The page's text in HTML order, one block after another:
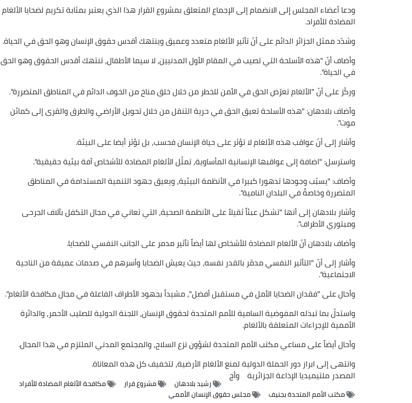
ودعا أعضاء المجلس إلى الانضمام إلى الإجماع المتعلق بمشروع القرار هذا الذي يعتبر بمثابة تكريم لضحايا الألغام
المضادة للأفراد.
وشدّد ممثل الجزائر الدائم على أنّ تأثير الألغام متعدد وعميق وينتهك أقدس حقوق الإنسان وهو الحق في الحياة.
وأضاف أنّ "هذه الأسلحة التي تصيب في المقام الأول المدنيين، لا سيما الأطفال، تنتهك أقدس الحقوق وهو الحق
في الحياة".
وركّز على أنّ "الألغام تعرّض الحق في الأمن للخطر من خلال خلق مناخ من الخوف الدائم في المناطق المتضررة".
وأضاف بلادهان: "هذه الأسلحة تعيق الحق في حرية التنقل من خلال تحويل الأراضي والطرق والقرى إلى كمائن
موت".
وأشار إلى أنّ عواقب هذه الألغام لا تؤثر على حياة الإنسان فحسب، بل تؤثر أيضا على البيئة.
واسترسل: "اضافة إلى عواقبها الإنسانية المأساوية، تمثّل الألغام المضادة للأشخاص آفة بيئية حقيقية".
وأضاف: "يسبّب وجودها تدهورا كبيرا في الأنظمة البيئية، ويعيق جهود التنمية المستدامة في المناطق
المتضررة وخاصةً في البلدان النامية".
وأشار بلادهان إلى أنها "تشكل عبئاً ثقيلاً على الأنظمة الصحية، التي تعاني في مجال التكفل بآلاف الجرحى
ومبتوري الأطراف".
وأضاف بلادهان أنّ الألغام المضادة للأشخاص لها أيضاً تأثير مدمر على الجانب النفسي للضحايا.
وأشار إلى أنّ "التأثير النفسي مدمّر بالقدر نفسه، حيث يعيش الضحايا وأسرهم في صدمات عميقة من الناحية
الاجتماعية".
وأحال على "فقدان الضحايا الأمل في مستقبل أفضل"، مشيداً بجهود الأطراف الفاعلة في مجال مكافحة الألغام".
واستدلّ بما تبذله المفوضية السامية للأمم المتحدة لحقوق الإنسان، اللجنة الدولية للصليب الأحمر، والدائرة
الأممية للإجراءات المتعلقة بالألغام.
وأحال أيضاً على مساعي مكتب الأمم المتحدة لشؤون نزع السلاح، والمجتمع المدني الملتزم في هذا المجال.
وانتهى إلى ابراز دور الحملة الدولية لمنع الألغام الأرضية، لتخفيف كل هذه المعاناة.
المصدر ملتيميديا الإذاعة الجزائرية وأج
رشيد بلادهان مشروع قرار
مكافحة الألغام المضادة للأفراد
مكتب الأمم المتحدة بجنيف
مجلس حقوق الإنسان الأممي